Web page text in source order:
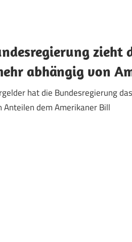
zieht
abhängig von
hat die Bundesregierung
dem Amerikaner Bill